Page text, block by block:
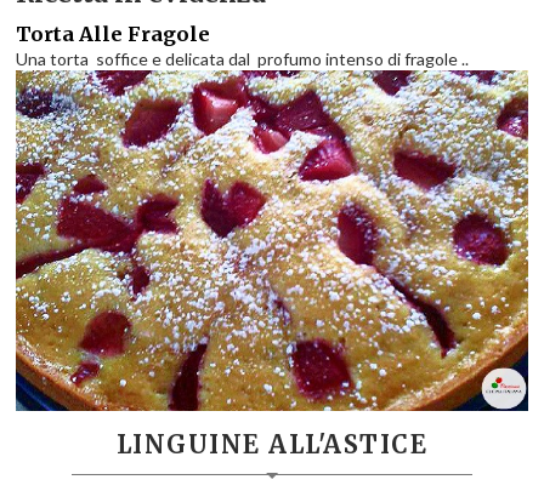
Torta Alle Fragole
Una torta soffice e delicata dal profumo intenso di fragole ..
LINGUINE ALL'ASTICE